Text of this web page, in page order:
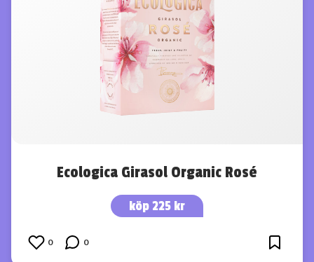
Ecologica Girasol Organic Rosé
köp 225 kr
0 0